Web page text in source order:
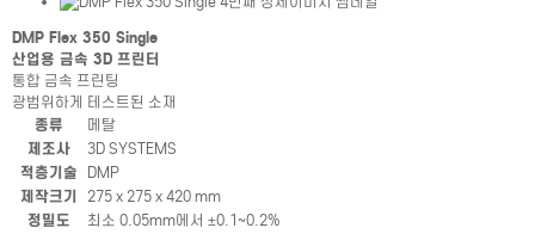
DMP Flex 350 Single
산업용 금속 3D 프린터
통합 금속 프린팅
광범위하게 테스트된 소재
종류 메탈
제조사 3D SYSTEMS
적층기술 DMP
제작크기 275 x 275 x 420 mm
정밀도 최소 0.05mm에서 ±0.1~0.2%